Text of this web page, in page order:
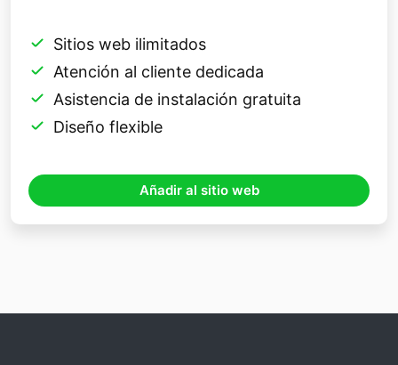
Sitios web ilimitados
Atención al cliente dedicada
Asistencia de instalación gratuita
Diseño flexible
Añadir al sitio web